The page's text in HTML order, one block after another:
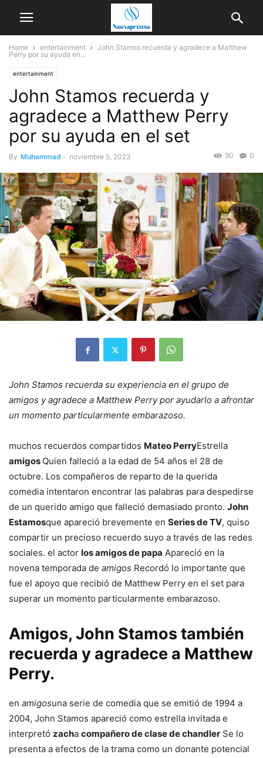
Home entertainment
John Stamos recuerda y agradece a Matthew
Perry por su ayuda en...
entertainment
John Stamos recuerda y
agradece a Matthew Perry
por su ayuda en el set
By Muhammad - noviembre 5, 2023 0
90
John Stamos recuerda su experiencia en el grupo de
amigos y agradece a Matthew Perry por ayudarlo a afrontar
un momento particularmente embarazoso.
muchos recuerdos compartidos Mateo PerryEstrella
amigos Quien falleció a la edad de 54 años el 28 de
octubre. Los compañeros de reparto de la querida
comedia intentaron encontrar las palabras para despedirse
de un querido amigo que falleció demasiado pronto. John
Estamosque apareció brevemente en Series de TV, quiso
compartir un precioso recuerdo suyo a través de las redes
sociales. el actor los amigos de papa Apareció en la
novena temporada de amigos Recordó lo importante que
fue el apoyo que recibió de Matthew Perry en el set para
superar un momento particularmente embarazoso.
Amigos, John Stamos también
recuerda y agradece a Matthew
Perry.
en amigosuna serie de comedia que se emitió de 1994 a
2004, John Stamos apareció como estrella invitada e
interpretó zacha compañero de clase de chandler Se lo
presenta a efectos de la trama como un donante potencial